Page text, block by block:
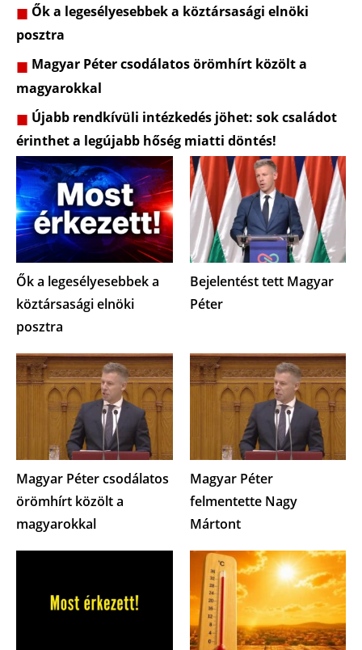
Ők a legesélyesebbek a köztársasági elnöki
posztra
Magyar Péter csodálatos örömhírt közölt a
magyarokkal
Újabb rendkívüli intézkedés jöhet: sok családot
érinthet a legújabb hőség miatti döntés!
Ők a legesélyesebbek a
köztársasági elnöki
posztra
Bejelentést tett Magyar
Péter
Magyar Péter csodálatos
örömhírt közölt a
magyarokkal
Magyar Péter
felmentette Nagy
Mártont